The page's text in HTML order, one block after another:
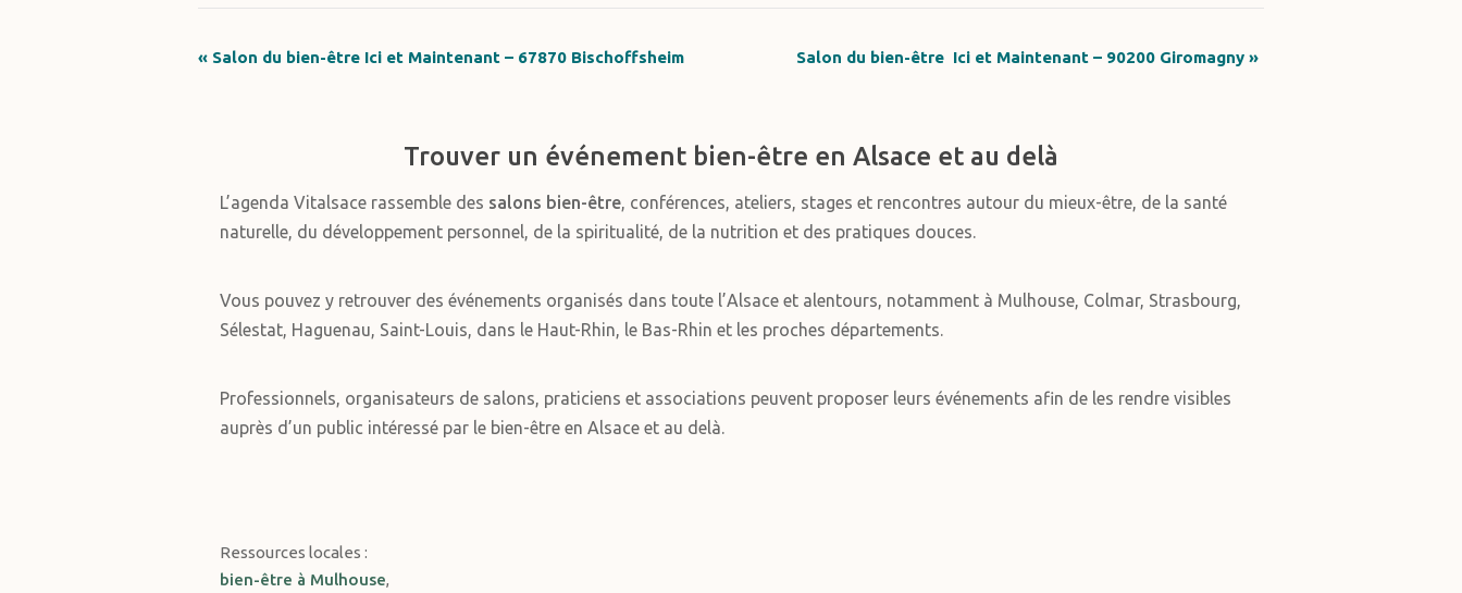
Navigation
« Salon du bien-être Ici et Maintenant – 67870 Bischoffsheim Salon du bien-être Ici et Maintenant – 90200 Giromagny »
Trouver un événement bien-être en Alsace et au delà
L’agenda Vitalsace rassemble des salons bien-être, conférences, ateliers, stages et rencontres autour du mieux-être, de la santé
naturelle, du développement personnel, de la spiritualité, de la nutrition et des pratiques douces.
Vous pouvez y retrouver des événements organisés dans toute l’Alsace et alentours, notamment à Mulhouse, Colmar, Strasbourg,
Sélestat, Haguenau, Saint-Louis, dans le Haut-Rhin, le Bas-Rhin et les proches départements.
Professionnels, organisateurs de salons, praticiens et associations peuvent proposer leurs événements afin de les rendre visibles
auprès d’un public intéressé par le bien-être en Alsace et au delà.
Ressources locales :
bien-être à Mulhouse,